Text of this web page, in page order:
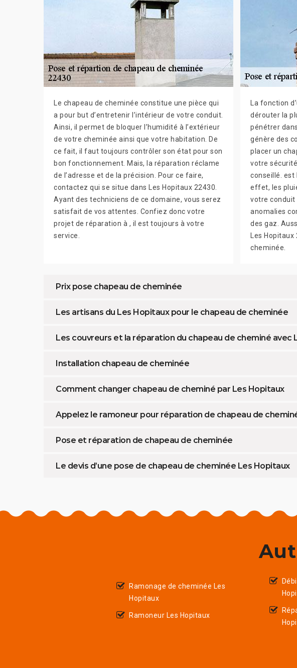
Le chapeau de cheminée constitue une pièce qui
a pour but d’entretenir l’intérieur de votre conduit.
Ainsi, il permet de bloquer l’humidité à l’extérieur
de votre cheminée ainsi que votre habitation. De
ce fait, il faut toujours contrôler son état pour son
bon fonctionnement. Mais, la réparation réclame
de l’adresse et de la précision. Pour ce faire,
contactez qui se situe dans Les Hopitaux 22430.
Ayant des techniciens de ce domaine, vous serez
satisfait de vos attentes. Confiez donc votre
projet de réparation à , il est toujours à votre
service.
La fonction
dérouter la
pénétrer
génère des
placer un
votre
conseillé. est
effet, les
votre conduit
anomalies
des gaz.
Les
cheminée.
Prix pose chapeau de cheminée
Les artisans du Les Hopitaux pour le chapeau de cheminée
Les couvreurs et la réparation du chapeau de cheminé avec
Installation chapeau de cheminée
Comment changer chapeau de cheminé par Les Hopitaux
Appelez le ramoneur pour réparation de chapeau de
Pose et réparation de chapeau de cheminée
Le devis d’une pose de chapeau de cheminée Les Hopitaux
Ramonage de cheminée Les
Hopitaux
Ramoneur Les Hopitaux